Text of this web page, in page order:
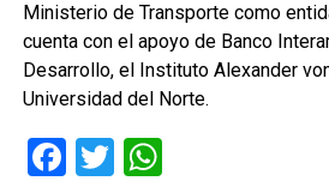
Ministerio de Transporte como
cuenta con el apoyo de Banco
Desarrollo, el Instituto Alexander
Universidad del Norte.
Facebook
TwitterWhatsApp